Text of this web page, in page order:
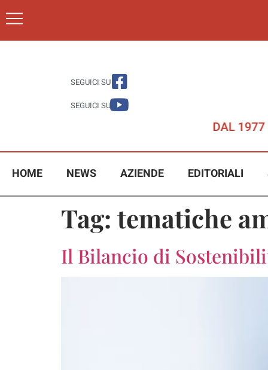
SEGUICI SU
SEGUICI SU
HOME NEWS AZIENDE EDITORIALI
Tag: tematiche
Il Bilancio di